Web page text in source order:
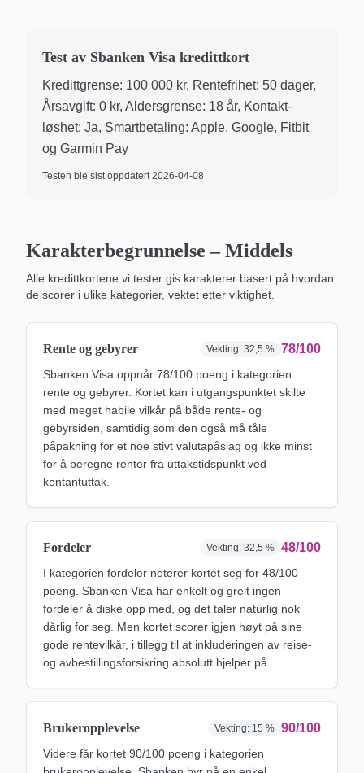
Test av Sbanken Visa kredittkort
Kreditt­grense: 100 000 kr, Rente­frihet: 50 dager,
Årsavgift: 0 kr, Alders­grense: 18 år, Kontakt­
løshet: Ja, Smart­betaling: Apple, Google, Fitbit
og Garmin Pay
Testen ble sist oppdatert2026-04-08
Karakterbegrunnelse –Middels
Alle kredittkortene vi tester gis karakterer basert på hvordan
de scorer i ulike kategorier, vektet etter viktighet.
Rente og gebyrer Vekting: 32,5 % 78/100
Sbanken Visa oppnår 78/100 poeng i kategorien
rente og gebyrer. Kortet kan i utgangspunktet skilte
med meget habile vilkår på både rente- og
gebyrsiden, samtidig som den også må tåle
påpakning for et noe stivt valutapåslag og ikke minst
for å beregne renter fra uttakstidspunkt ved
kontantuttak.
Fordeler Vekting: 32,5 % 48/100
I kategorien fordeler noterer kortet seg for 48/100
poeng. Sbanken Visa har enkelt og greit ingen
fordeler å diske opp med, og det taler naturlig nok
dårlig for seg. Men kortet scorer igjen høyt på sine
gode rentevilkår, i tillegg til at inkluderingen av reise-
og avbestillingsforsikring absolutt hjelper på.
Brukeropplevelse Vekting: 15 % 90/100
Videre får kortet 90/100 poeng i kategorien